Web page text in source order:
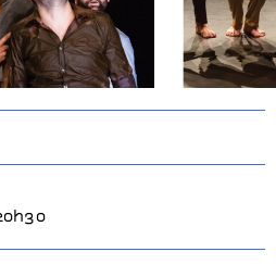
où les
Au